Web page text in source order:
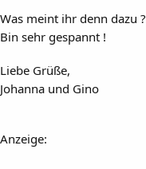
Was meint ihr denn dazu ?
Bin sehr gespannt !
Liebe Grüße,
Johanna und Gino
Anzeige: